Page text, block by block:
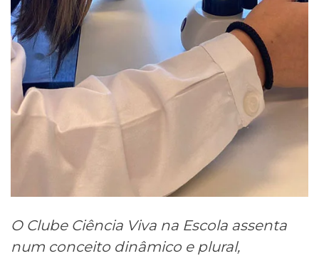
O Clube Ciência Viva na Escola assenta
num conceito dinâmico e plural,